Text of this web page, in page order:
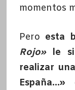
momentos
Pero esta
Rojo»le
realizar